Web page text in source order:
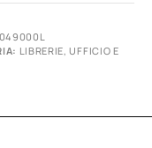
LIBRERIE,UFFICIO E